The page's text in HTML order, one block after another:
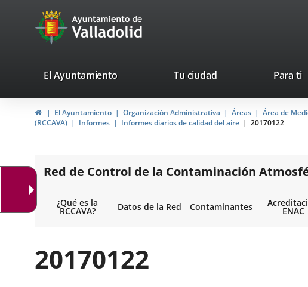
Portal
Web
Ayuntamiento
de
Valladolid
valladolid.es
El Ayuntamiento Tu ciudad Para ti
HomeEl Ayuntamiento Organización Administrativa Áreas Área de
(RCCAVA)
Informes Informes diarios de calidad del aire 20170122
Red de Control de la Contaminación
¿Qué es la
RCCAVA? Datos de la Red Contaminantes ENAC
20170122